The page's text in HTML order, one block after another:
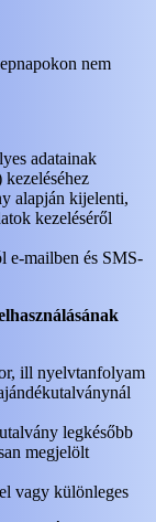
nem
adatainak
alapján kijelenti,
kezeléséről
e-mailben és SMS-
ill nyelvtanfolyam
legkésőbb
megjelölt
vagy különleges